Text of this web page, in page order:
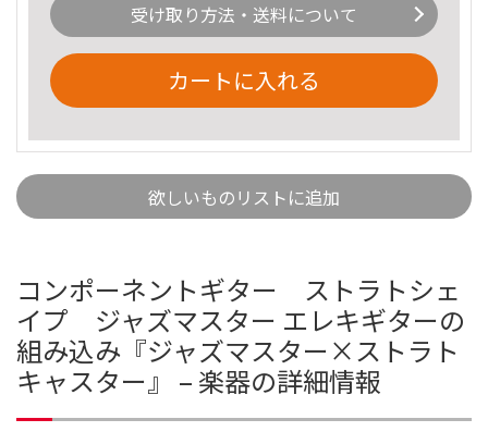
受け取り方法・送料について
カートに入れる
欲しいものリストに追加
コンポーネントギター ストラトシェ
イプ ジャズマスター エレキギターの
組み込み『ジャズマスター×ストラト
キャスター』 – 楽器の詳細情報